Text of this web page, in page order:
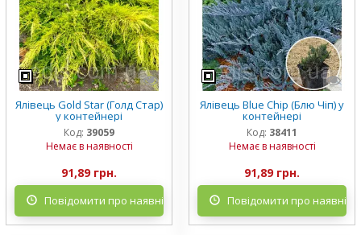
Ялівець Gold Star (Голд Стар)
у контейнері
Код: 39059
Немає в наявності
91,89 грн.
Повідомити про наявність
Ялівець Blue Chip (Блю Чіп) у
контейнері
Код: 38411
Немає в наявності
91,89 грн.
Повідомити про